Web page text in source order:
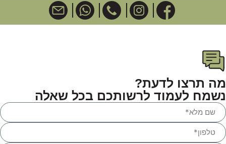
מה תרצו לדעת?
נשמח לעמוד לרשותכם בכל שאלה